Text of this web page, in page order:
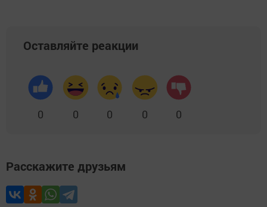
Оставляйте реакции
0 0 0 0 0
Расскажите друзьям